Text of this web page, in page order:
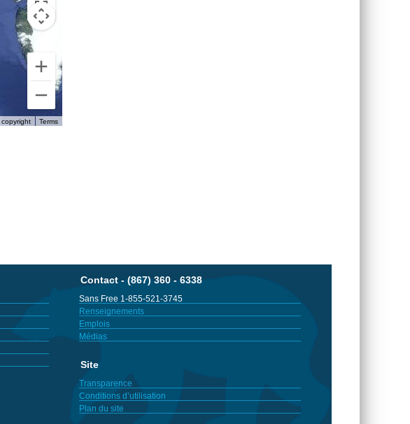
Terms
Contact - (867) 360 - 6338
Sans Free 1-855-521-3745
Renseignements
Emplois
Médias
Site
Transparence
Conditions d’utilisation
Plan du site